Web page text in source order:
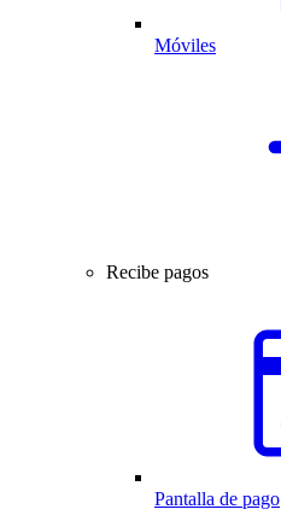
Móviles
Recibe pagos
Pantalla de pago